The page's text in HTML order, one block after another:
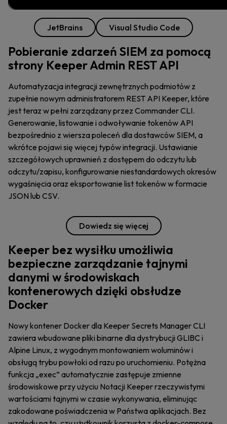
JetBrains Visual Studio Code
Pobieranie zdarzeń SIEM za pomocą
strony Keeper Admin REST API
Automatyzacja integracji zewnętrznych podmiotów z
zupełnie nowym administratorem REST API Keeper, które
jest teraz w pełni zarządzany przez Commander CLI.
Generowanie, listowanie i odwoływanie tokenów API
bezpośrednio z wiersza poleceń dla dostawców SIEM, a
wkrótce pojawi się więcej typów integracji. Ustawianie
szczegółowych uprawnień z dostępem do odczytu lub
odczytu/zapisu, konfigurowanie niestandardowych okresów
wygaśnięcia oraz eksportowanie list tokenów w formacie
JSON lub CSV.
Dowiedz się więcej
Keeper bez wysiłku umożliwia
bezpieczne zarządzanie tajnymi
danymi w środowiskach
kontenerowych dzięki obsłudze
Docker
Nowy kontener Docker dla Keeper Secrets Manager CLI
zawiera wbudowane pliki binarne dla dystrybucji GLIBC i
Alpine Linux, z wygodnym montowaniem woluminów i
obsługą trybu powłoki od razu po uruchomieniu. Potężna
funkcja „exec” automatycznie zastępuje zmienne
środowiskowe przy użyciu Notacji Keeper rzeczywistymi
wartościami tajnymi w czasie wykonywania, eliminując
zakodowane poświadczenia w Państwa aplikacjach. Bez